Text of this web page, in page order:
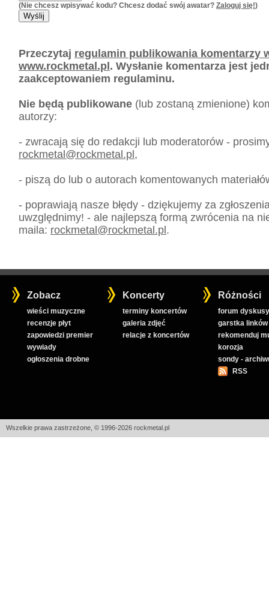
(Nie chcesz wpisywać kodu? Chcesz dodać swój awatar? Zaloguj się!)
Przeczytaj regulamin publikowania komentarzy
www.rockmetal.pl. Wysłanie komentarza jest
zaakceptowaniem regulaminu.
Nie będą publikowane (lub zostaną zmienione)
autorzy:
- zwracają się do redakcji lub moderatorów -
rockmetal@rockmetal.pl,
- piszą do lub o autorach komentowanych
- poprawiają nasze błędy - dziękujemy za
uwzględnimy! - ale najlepszą formą zwrócenia na
maila: rockmetal@rockmetal.pl.
Zobacz
wieści muzyczne
recenzje płyt
zapowiedzi premier
wywiady
ogłoszenia drobne
Koncerty
terminy koncertów
galeria zdjęć
relacje z koncertów
Różności
forum
garstka linków
rekomenduj
korozja
sondy -
RSS
Wszelkie prawa zastrzeżone, © 1996-2026 rockmetal.pl